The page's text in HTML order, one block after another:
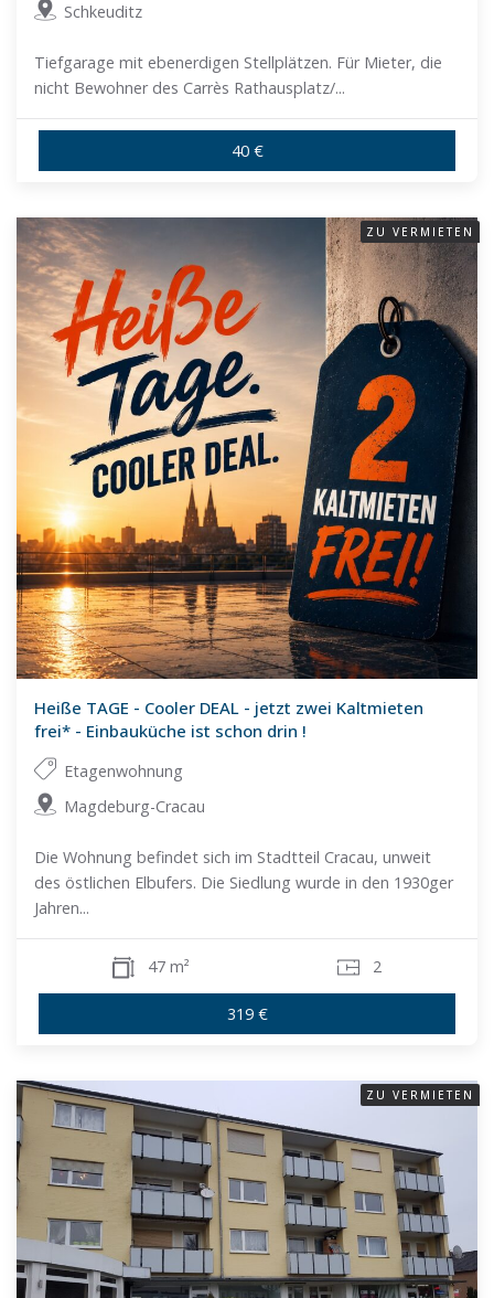
Schkeuditz
Tiefgarage mit ebenerdigen Stellplätzen. Für Mieter, die
nicht Bewohner des Carrès Rathausplatz/...
40 €
Heiße TAGE - Cooler DEAL - jetzt zwei Kaltmieten
frei* - Einbauküche ist schon drin !
Etagenwohnung
Magdeburg-Cracau
Die Wohnung befindet sich im Stadtteil Cracau, unweit
des östlichen Elbufers. Die Siedlung wurde in den 1930ger
Jahren...
47 m² 2
319 €
ZU VERMIETEN
ZU VERMIETEN